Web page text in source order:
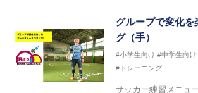
グループで変化
グ（手）
#小学生向け #中学生向け
#トレーニング
サッカー練習メニュ